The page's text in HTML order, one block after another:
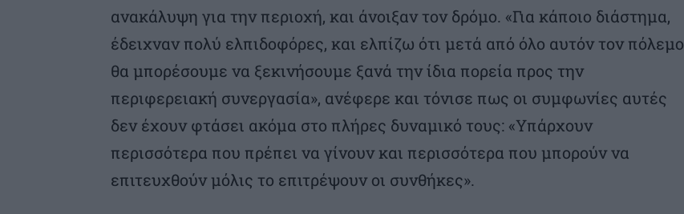
ανακάλυψη για την περιοχή, και άνοιξαν τον δρόμο. «Για κάποιο διάστημα,
έδειχναν πολύ ελπιδοφόρες, και ελπίζω ότι μετά από όλο αυτόν τον πόλεμο
θα μπορέσουμε να ξεκινήσουμε ξανά την ίδια πορεία προς την
περιφερειακή συνεργασία», ανέφερε και τόνισε πως οι συμφωνίες αυτές
δεν έχουν φτάσει ακόμα στο πλήρες δυναμικό τους: «Υπάρχουν
περισσότερα που πρέπει να γίνουν και περισσότερα που μπορούν να
επιτευχθούν μόλις το επιτρέψουν οι συνθήκες».